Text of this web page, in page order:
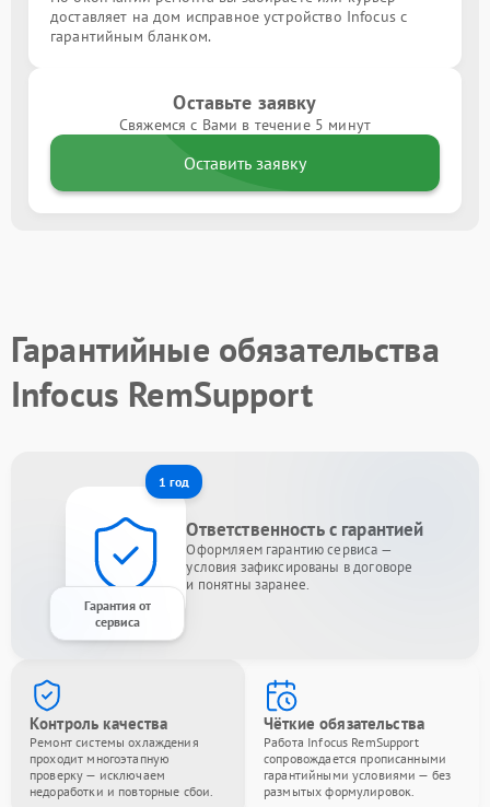
доставляет на дом исправное устройство Infocus с
гарантийным бланком.
Оставьте заявку
Свяжемся с Вами в течение 5 минут
Оставить заявку
Гарантийные обязательства
Infocus RemSupport
1 год
Гарантия от
сервиса
Ответственность с гарантией
Оформляем гарантию сервиса —
условия зафиксированы в договоре
и понятны заранее.
Контроль качества
Ремонт системы охлаждения
проходит многоэтапную
проверку — исключаем
недоработки и повторные сбои.
Чёткие обязательства
Работа Infocus RemSupport
сопровождается прописанными
гарантийными условиями — без
размытых формулировок.